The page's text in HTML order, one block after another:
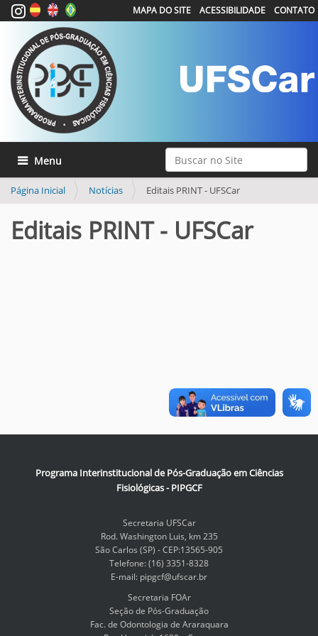
Busca Avançada…
MAPA DO SITE ACESSIBILIDADE CONTATO
Toggle navigation
Página Inicial Notícias Editais PRINT - UFSCar
Editais PRINT - UFSCar
Programa Interinstitucional de Pós-Graduação em Ciências
Fisiológicas - PIPGCF
Secretaria UFSCar
Rod. Washington Luis, km 235
São Carlos (SP) - CEP:13565-905
Telefone: (16) 3351-8328
E-mail: pipgcf@ufscar.br
Secretaria FOAr
Seção de Pós-Graduação
Fac. de Odontologia de Araraquara